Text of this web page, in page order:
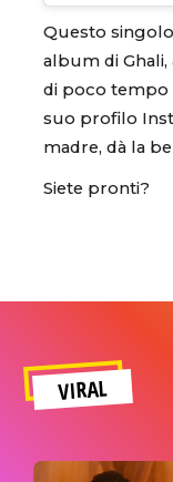
Questo
album di
di poco tempo
suo profilo
madre, dà la
Siete pronti?
VIRAL